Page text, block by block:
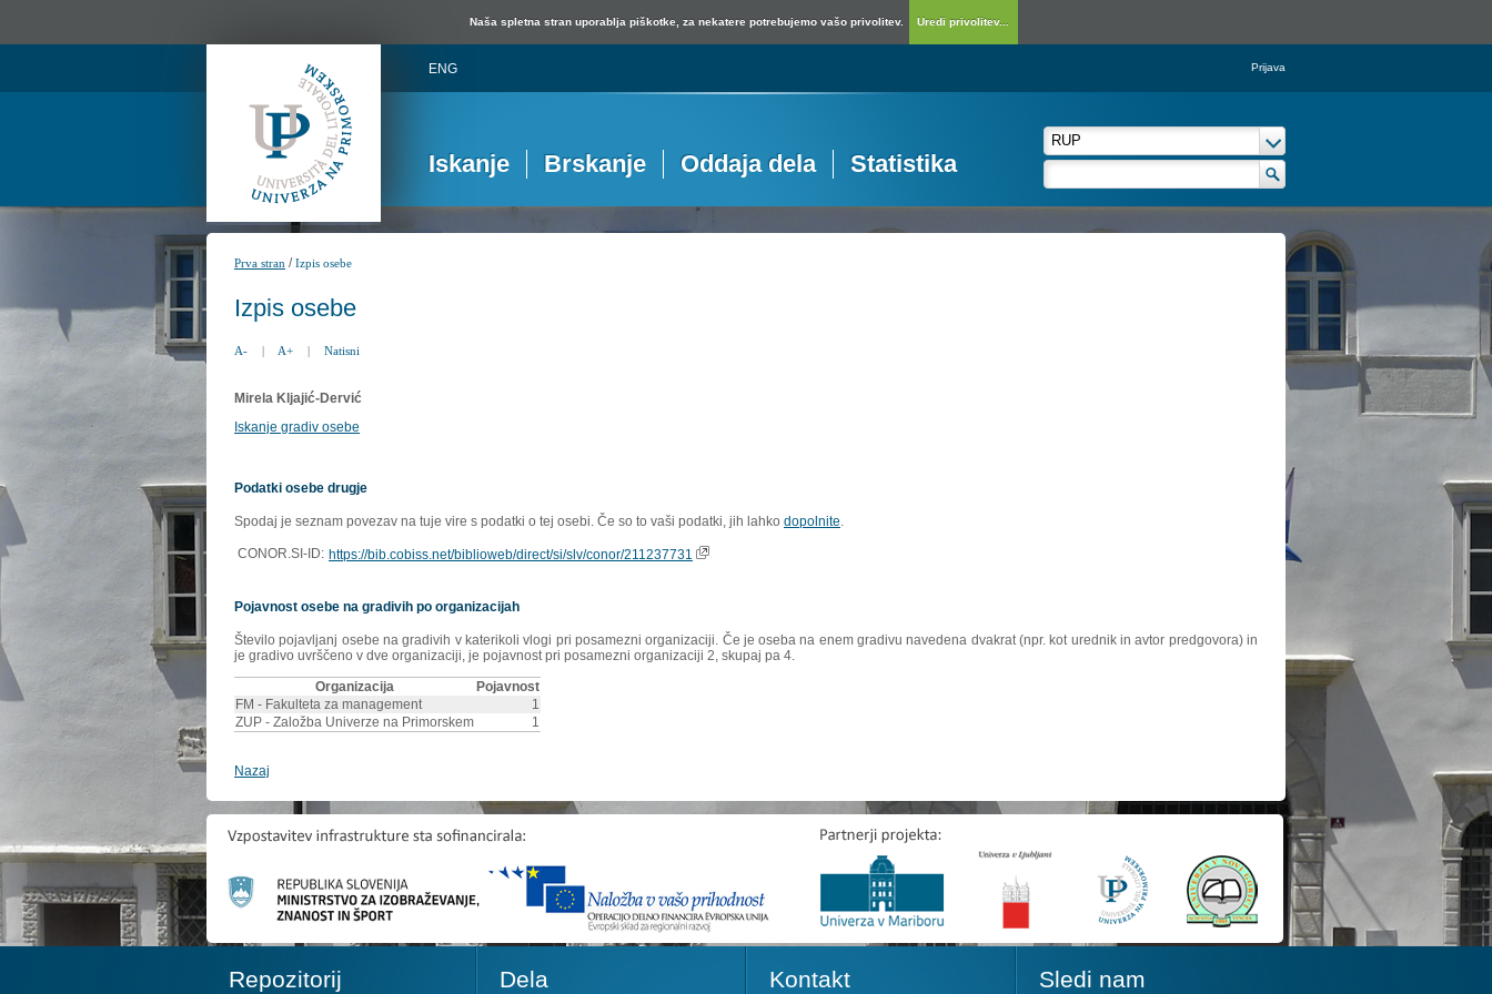
Naša spletna stran uporablja piškotke, za nekatere potrebujemo vašo privolitev. Uredi privolitev...
ENG Prijava
Iskanje Brskanje Oddaja dela Statistika
Prva stran /Izpis osebe
Izpis osebe
A- | A+ | Natisni
Mirela Kljajić-Dervić
Iskanje gradiv osebe
Podatki osebe drugje
Spodaj je seznam povezav na tuje vire s podatki o tej osebi. Če so to vaši podatki, jih lahko dopolnite.
CONOR.SI-ID: https://bib.cobiss.net/biblioweb/direct/si/slv/conor/211237731
Pojavnost osebe na gradivih po organizacijah
Število pojavljanj osebe na gradivih v katerikoli vlogi pri posamezni organizaciji. Če je oseba na enem gradivu navedena dvakrat (npr. kot urednik in avtor predgovora) in
je gradivo uvrščeno v dve organizaciji, je pojavnost pri posamezni organizaciji 2, skupaj pa 4.
Organizacija
Pojavnost
FM - Fakulteta za management
1
ZUP - Založba Univerze na Primorskem
1
Nazaj
Repozitorij Dela Kontakt Sledi nam